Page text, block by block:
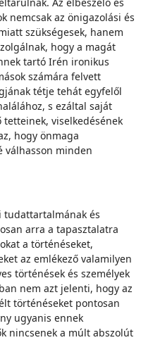
nemcsak az önigazolási és
szükségesek, hanem
hogy a magát
tartó Irén ironikus
számára felvett
tétje tehát egyfelől
s ezáltal saját
viselkedésének
hogy önmaga
válhasson minden
tudattartalmának és
arra a tapasztalatra
a történéseket,
az emlékező valamilyen
történések és személyek
nem azt jelenti, hogy az
történéseket pontosan
ugyanis ennek
nincsenek a múlt abszolút